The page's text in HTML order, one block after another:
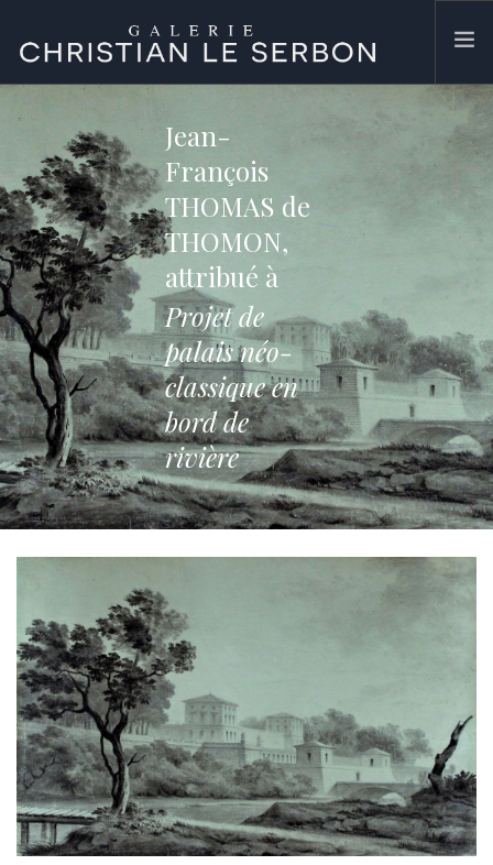
ACCUEIL
ŒUVRES
GALERIE
CONTACT
SEARCH SITE
Jean-
François
THOMAS de
THOMON,
attribué à
Projet de
palais néo-
classique en
bord de
rivière